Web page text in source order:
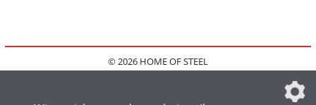
© 2026 HOME OF STEEL
IMPRESSUM